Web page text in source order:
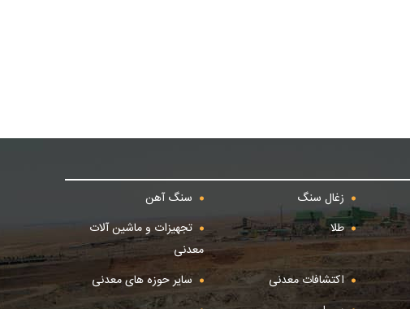
زغال سنگ
سنگ آهن
طلا
تجهیزات و ماشین آلات
معدنی
اکتشافات معدنی
سایر حوزه های معدنی